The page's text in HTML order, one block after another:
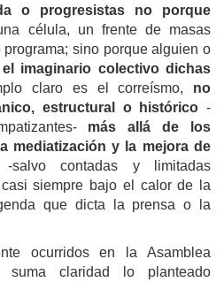
o progresistas no porque
célula, un frente de masas
sino porque alguien o
imaginario colectivo dichas
claro es el correísmo, no
estructural o histórico -
más allá de los
mediatización y la mejora de
salvo contadas y limitadas
siempre bajo el calor de la
que dicta la prensa o la
ocurridos en la Asamblea
suma claridad lo planteado